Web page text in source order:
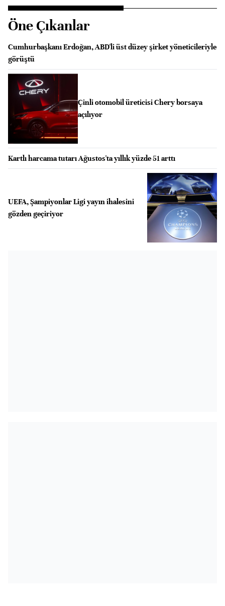
Öne Çıkanlar
Cumhurbaşkanı Erdoğan, ABD'li üst düzey şirket yöneticileriyle
görüştü
Çinli otomobil üreticisi Chery borsaya
açılıyor
Kartlı harcama tutarı Ağustos'ta yıllık yüzde 51 arttı
UEFA, Şampiyonlar Ligi yayın ihalesini
gözden geçiriyor